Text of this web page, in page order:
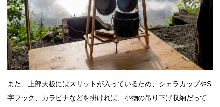
また、上部天板にはスリットが入っているため、シェラカップやS
字フック、カラビナなどを掛ければ、小物の吊り下げ収納だって